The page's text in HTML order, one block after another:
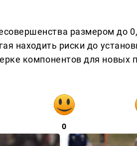
размером до
находить риски до
компонентов для новых
0